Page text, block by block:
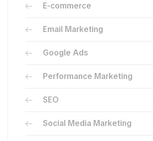
E-commerce
Email Marketing
Google Ads
Performance Marketing
SEO
Social Media Marketing